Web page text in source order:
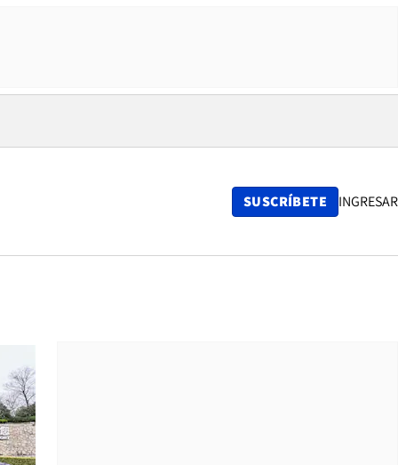
SUSCRÍBETE INGRESAR